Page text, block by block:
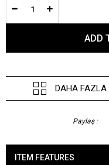
DAHA FAZLA
Paylaş :
ITEM FEATURES